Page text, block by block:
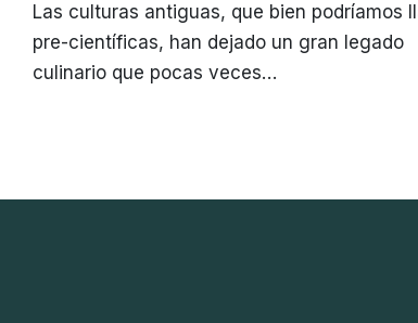
Las culturas antiguas, que bien podríamos
pre-científicas, han dejado un gran legado
culinario que pocas veces…